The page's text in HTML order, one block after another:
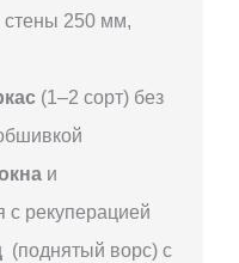
стены 250 мм,
(1–2 сорт) без
и
рекуперацией
(поднятый ворс) с